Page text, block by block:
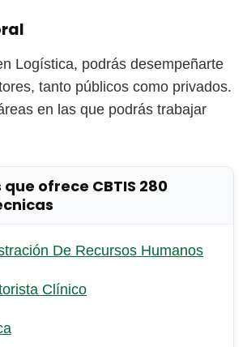
Logística, podrás desempeñarte
tanto públicos como privados.
en las que podrás trabajar
ofrece CBTIS 280
De Recursos Humanos
Clínico